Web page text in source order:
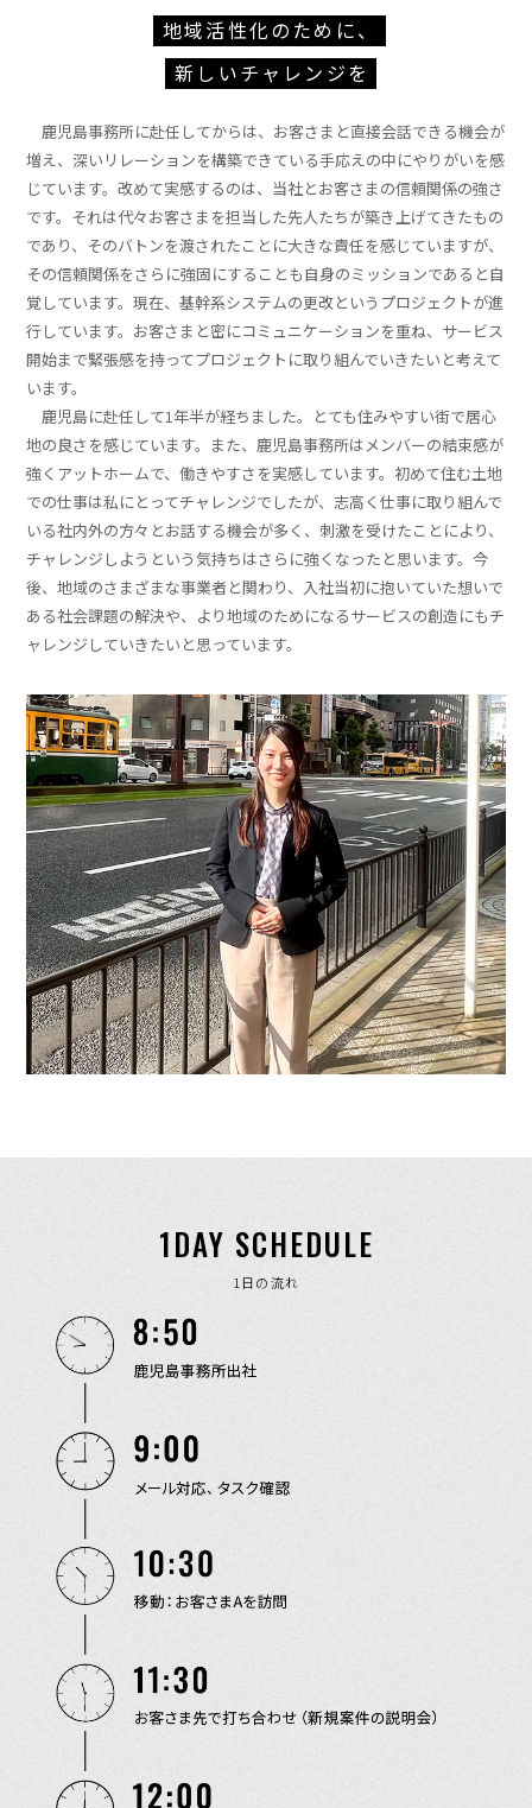
地域活性化のために、
新しいチャレンジを
鹿児島事務所に赴任してからは、お客さまと直接会話できる機会が
増え、深いリレーションを構築できている手応えの中にやりがいを感
じています。改めて実感するのは、当社とお客さまの信頼関係の強さ
です。それは代々お客さまを担当した先人たちが築き上げてきたもの
であり、そのバトンを渡されたことに大きな責任を感じていますが、
その信頼関係をさらに強固にすることも自身のミッションであると自
覚しています。現在、基幹系システムの更改というプロジェクトが進
行しています。お客さまと密にコミュニケーションを重ね、サービス
開始まで緊張感を持ってプロジェクトに取り組んでいきたいと考えて
います。
鹿児島に赴任して1年半が経ちました。とても住みやすい街で居心
地の良さを感じています。また、鹿児島事務所はメンバーの結束感が
強くアットホームで、働きやすさを実感しています。初めて住む土地
での仕事は私にとってチャレンジでしたが、志高く仕事に取り組んで
いる社内外の方々とお話する機会が多く、刺激を受けたことにより、
チャレンジしようという気持ちはさらに強くなったと思います。今
後、地域のさまざまな事業者と関わり、入社当初に抱いていた想いで
ある社会課題の解決や、より地域のためになるサービスの創造にもチ
ャレンジしていきたいと思っています。
1DAY SCHEDULE
1日の流れ